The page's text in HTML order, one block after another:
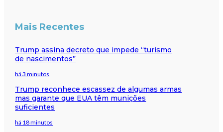
Mais Recentes
Trump assina decreto que impede “turismo
de nascimentos”
há 3 minutos
Trump reconhece escassez de algumas armas
mas garante que EUA têm munições
suficientes
há 18 minutos